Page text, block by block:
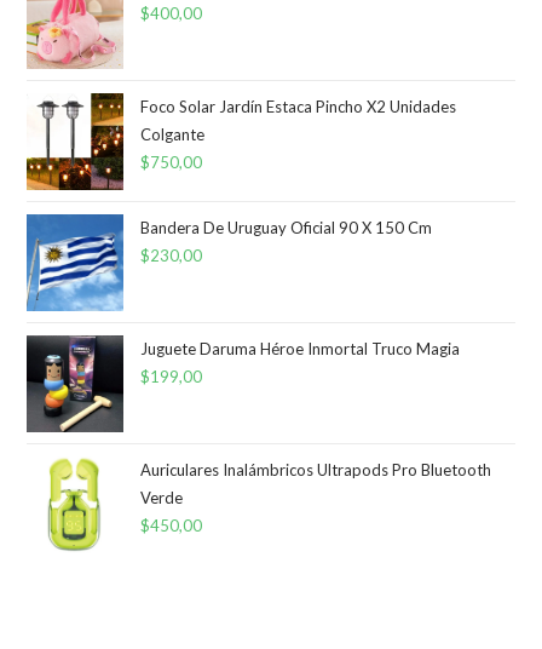
$400,00
Foco Solar Jardín Estaca Pincho X2 Unidades
Colgante
$750,00
Bandera De Uruguay Oficial 90 X 150 Cm
$230,00
Juguete Daruma Héroe Inmortal Truco Magia
$199,00
Auriculares Inalámbricos Ultrapods Pro Bluetooth
Verde
$450,00